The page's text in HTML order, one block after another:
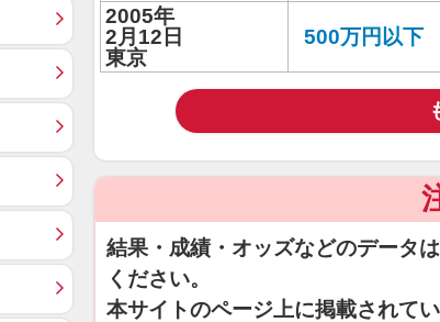
2005年
2月12日
東京
500万円以下
結果・成績・オッズなどのデータ
ください。
本サイトのページ上に掲載されて